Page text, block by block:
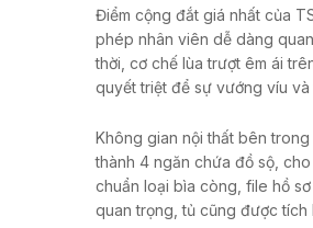
Điểm cộng đắt giá nhất của
phép nhân viên dễ dàng
thời, cơ chế lùa trượt êm ái
quyết triệt để sự vướng víu
Không gian nội thất bên
thành 4 ngăn chứa đồ sộ,
chuẩn loại bìa còng, file hồ
quan trọng, tủ cũng được tích